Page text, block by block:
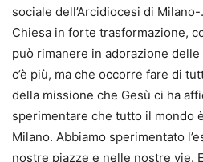
sociale dell’Arcidiocesi di
Chiesa in forte trasformazione,
può rimanere in adorazione
c’è più, ma che occorre fare di
della missione che Gesù ci ha
sperimentare che tutto il mondo
Milano. Abbiamo sperimentato
nostre piazze e nelle nostre vie.